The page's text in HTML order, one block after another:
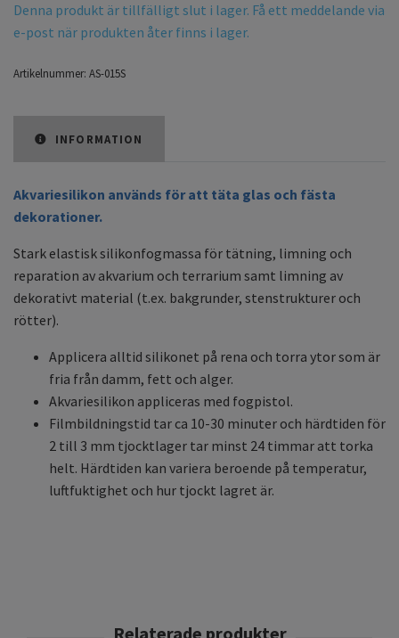
Denna produkt är tillfälligt slut i lager. Få ett meddelande via
e-post när produkten åter finns i lager.
Artikelnummer: AS-015S
INFORMATION
Akvariesilikon används för att täta glas och fästa
dekorationer.
Stark elastisk silikonfogmassa för tätning, limning och
reparation av akvarium och terrarium samt limning av
dekorativt material (t.ex. bakgrunder, stenstrukturer och
rötter).
Applicera alltid silikonet på rena och torra ytor som är
fria från damm, fett och alger.
Akvariesilikon appliceras med fogpistol.
Filmbildningstid tar ca 10-30 minuter och härdtiden för
2 till 3 mm tjocktlager tar minst 24 timmar att torka
helt. Härdtiden kan variera beroende på temperatur,
luftfuktighet och hur tjockt lagret är.